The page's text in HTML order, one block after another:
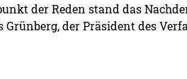
der Reden stand das
Grünberg, der Präsident des